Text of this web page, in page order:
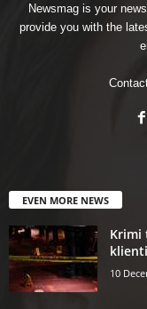
Newsmag is your
provide you with the
EVEN MORE NEWS
Krimi
10